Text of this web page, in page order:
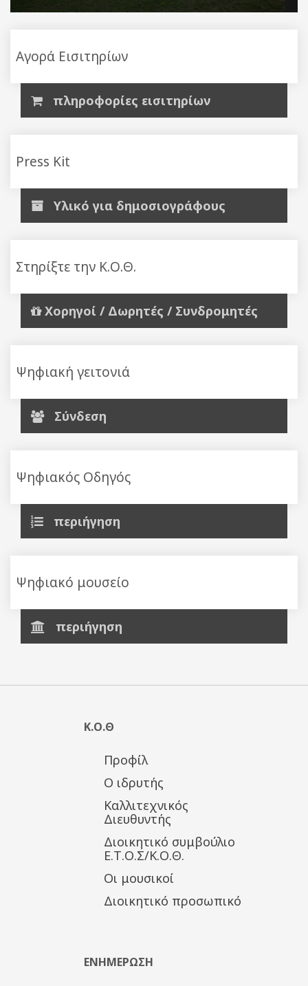
Αγορά Εισιτηρίων
πληροφορίες εισιτηρίων
Press Kit
Υλικό για δημοσιογράφους
Στηρίξτε την Κ.Ο.Θ.
Χορηγοί / Δωρητές / Συνδρομητές
Ψηφιακή γειτονιά
Σύνδεση
Ψηφιακός Οδηγός
περιήγηση
Ψηφιακό μουσείο
περιήγηση
Κ.Ο.Θ
Προφίλ
Ο ιδρυτής
Καλλιτεχνικός
Διευθυντής
Διοικητικό συμβούλιο
Ε.Τ.Ο.Σ/Κ.Ο.Θ.
Οι μουσικοί
Διοικητικό προσωπικό
ΕΝΗΜΕΡΩΣΗ